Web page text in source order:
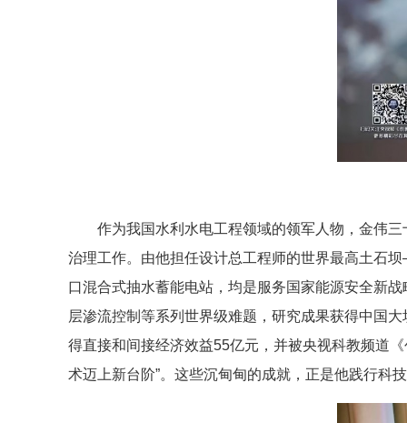
作为我国水利水电工程领域的领军人物，金伟
治理工作。由他担任设计总工程师的世界最高土石
口混合式抽水蓄能电站，均是服务国家能源安全新
层渗流控制等系列世界级难题，研究成果获得中国
得直接和间接经济效益55亿元，并被央视科教频道
术迈上新台阶”。这些沉甸甸的成就，正是他践行科